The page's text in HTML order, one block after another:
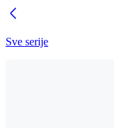
Sve serije